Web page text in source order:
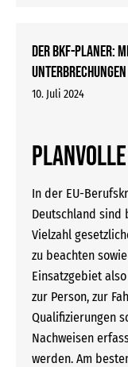
Der BKF-Planer:
Unterbrechungen
10. Juli 2024
In der EU-
Deutschland sind
Vielzahl
zu beachten
Einsatzgebiet
zur Person, zur
Qualifizierungen
Nachweisen
werden. Am